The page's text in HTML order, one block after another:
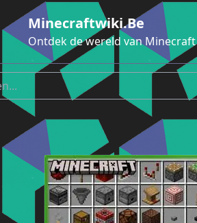
naar
de
inhoud
Minecraftwiki.be
Ontdek de wereld van Minecraft